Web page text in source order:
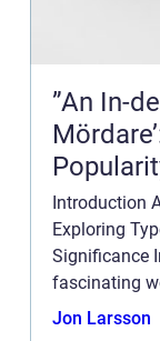
”An In-
Introduction
Exploring
Significance
fascinating
a
Jon Larsson